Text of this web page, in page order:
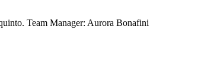
Team Manager: Aurora Bonafini